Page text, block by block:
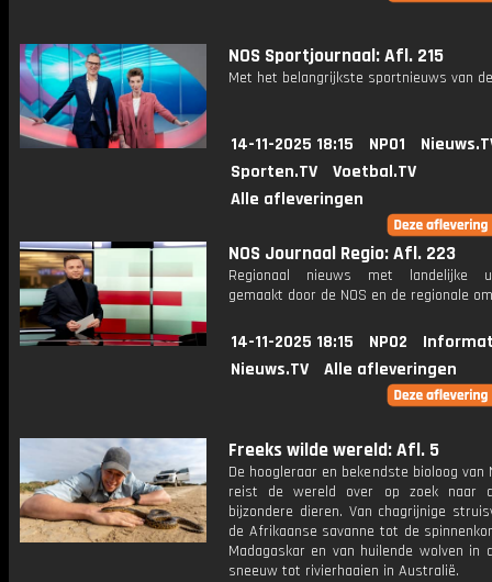
NOS Sportjournaal: Afl. 215
Met het belangrijkste sportnieuws van
14-11-2025 18:15 NPO1
Sporten.TV
Voetbal.TV
Alle afleveringen
NOS Journaal Regio: Afl. 223
Regionaal nieuws met landelijke
gemaakt door de NOS en de regionale
14-11-2025 18:15 NPO2
Nieuws.TV
Alle afleveringen
Freeks wilde wereld: Afl. 5
De hoogleraar en bekendste bioloog van
reist de wereld over op zoek naar
bijzondere dieren. Van chagrijnige
de Afrikaanse savanne tot de
Madagaskar en van huilende wolven in
sneeuw tot rivierhaaien in Australië.